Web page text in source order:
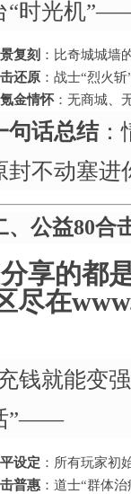
“时光机
复刻 ：比奇城城墙
还原 ：战士“烈火
金情怀：无商城、
句话总结：
封不动塞进
、公益80合
享的都
尽在
钱就能变
”——
设定 ：所有玩家初
普惠 ：道士“群体